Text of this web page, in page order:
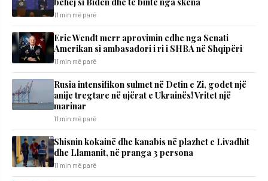
11 min më parë
Eric Wendt merr aprovimin edhe nga Senati
Amerikan si ambasadori i ri i SHBA në Shqipëri
11 min më parë
Rusia intensifikon sulmet në Detin e Zi, godet një
anije tregtare në ujërat e Ukrainës! Vritet një
marinar
11 min më parë
Shisnin kokainë dhe kanabis në plazhet e Livadhit
dhe Llamanit, në pranga 3 persona
11 min më parë